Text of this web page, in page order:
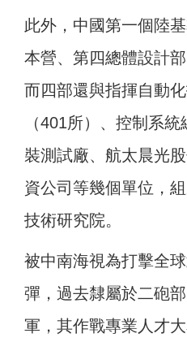
此外，中國第一個陸
本營、第四總體設計
而四部還與指揮自動
（401所）、控制系
裝測試廠、航太晨光
資公司等幾個單位，
技術研究院。
被中南海視為打擊全
彈，過去隸屬於二砲
軍，其作戰專業人才